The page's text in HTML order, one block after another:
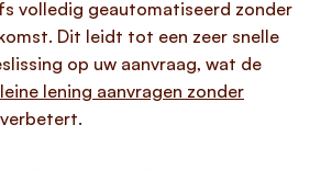
volledig geautomatiseerd zonder
Dit leidt tot een zeer snelle
op uw aanvraag, wat de
lening aanvragen zonder